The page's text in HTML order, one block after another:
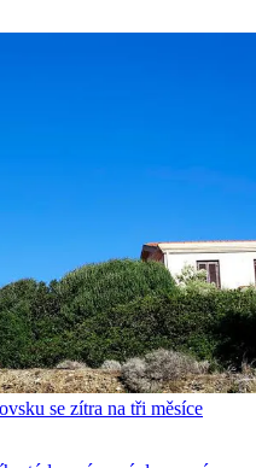
se zítra na tři měsíce